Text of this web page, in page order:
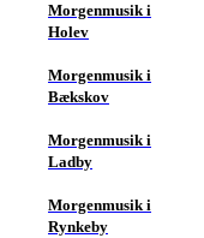
Morgenmusik i
Holev
Morgenmusik i
Bækskov
Morgenmusik i
Ladby
Morgenmusik i
Rynkeby